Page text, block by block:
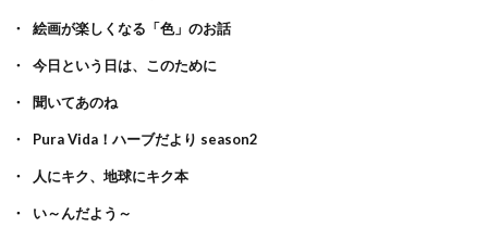
絵画が楽しくなる「色」のお話
今日という日は、このために
聞いてあのね
Pura Vida！ハーブだより season2
人にキク、地球にキク本
い～んだよう～